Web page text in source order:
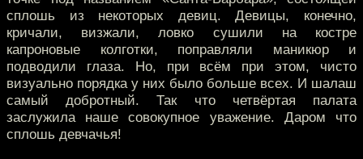
сплошь из некоторых девиц. Девицы, конечно,
кричали, визжали, ловко сушили на костре
капроновые колготки, поправляли маникюр и
подводили глаза. Но, при всём при этом, чисто
визуально порядка у них было больше всех. И шалаш
самый добротный. Так что четвёртая палата
заслужила наше совокупное уважение. Даром что
сплошь девчачья!